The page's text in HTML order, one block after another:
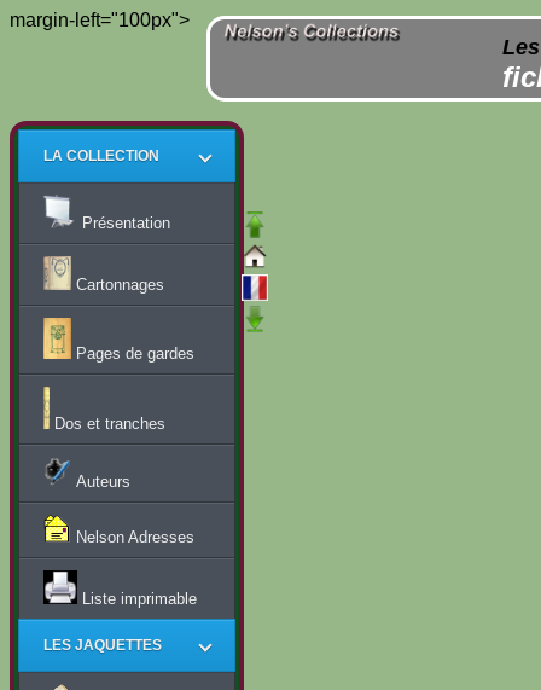
margin-left="100px">
LA COLLECTION
Présentation
Cartonnages
Pages de gardes
Dos et tranches
Auteurs
Nelson Adresses
Liste imprimable
LES JAQUETTES